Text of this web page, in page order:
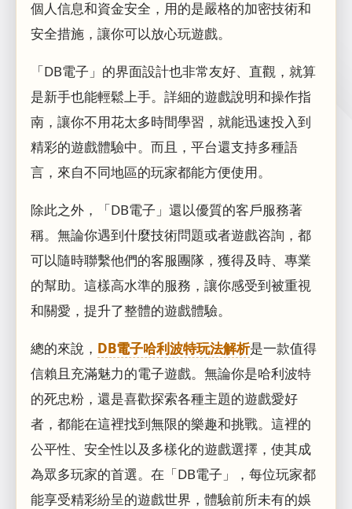
個人信息和資金安全，用的是嚴格的加密技術和
安全措施，讓你可以放心玩遊戲。
「DB電子」的界面設計也非常友好、直觀，就算
是新手也能輕鬆上手。詳細的遊戲說明和操作指
南，讓你不用花太多時間學習，就能迅速投入到
精彩的遊戲體驗中。而且，平台還支持多種語
言，來自不同地區的玩家都能方便使用。
除此之外，「DB電子」還以優質的客戶服務著
稱。無論你遇到什麼技術問題或者遊戲咨詢，都
可以隨時聯繫他們的客服團隊，獲得及時、專業
的幫助。這樣高水準的服務，讓你感受到被重視
和關愛，提升了整體的遊戲體驗。
總的來說， DB電子哈利波特玩法解析是一款值得
信賴且充滿魅力的電子遊戲。無論你是哈利波特
的死忠粉，還是喜歡探索各種主題的遊戲愛好
者，都能在這裡找到無限的樂趣和挑戰。這裡的
公平性、安全性以及多樣化的遊戲選擇，使其成
為眾多玩家的首選。在「DB電子」，每位玩家都
能享受精彩紛呈的遊戲世界，體驗前所未有的娛